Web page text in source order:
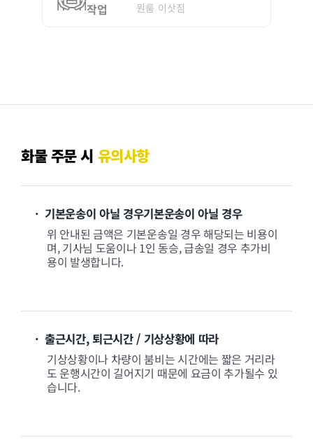
작업
원룸 이삿짐
화물 주문 시 유의사항
· 기본운송이 아닐 경우기본운송이 아닐 경우
위 안내된 금액은 기본운송일 경우 해당되는 비용이
며, 기사님 도움이나 1인 동승, 급송일 경우 추가비
용이 발생합니다.
· 출근시간, 퇴근시간 / 기상상황에 따라
기상상황이나 차량이 붐비는 시간에는 짧은 거리라
도 운행시간이 길어지기 때문에 요금이 추가될수 있
습니다.